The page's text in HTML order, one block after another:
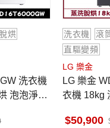
烘
泡泡淨系
洗衣機 滾
直驅變頻
LG 樂金
LG 樂金
衣機 18kg
50,900